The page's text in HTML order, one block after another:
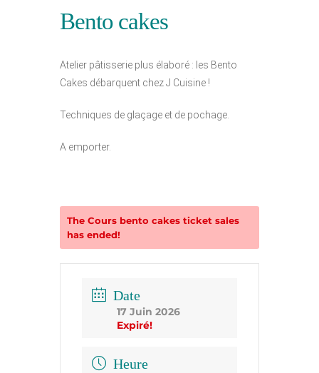
Bento cakes
Atelier pâtisserie plus élaboré : les Bento
Cakes débarquent chez J Cuisine !
Techniques de glaçage et de pochage.
A emporter.
The Cours bento cakes ticket sales
has ended!
Date
17 Juin 2026
Expiré!
Heure